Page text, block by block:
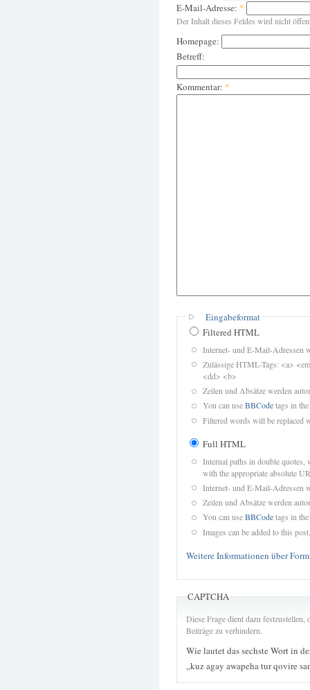
E-Mail-Adresse: *
Der Inhalt dieses Feldes wird nicht
Homepage:
Betreff:
Kommentar: *
Eingabeformat
Filtered HTML
Internet- und E-Mail-Adressen
Zulässige HTML-Tags: <a>
<dd> <b>
Zeilen und Absätze werden
You can useBBCodetags in
Filtered words will be replaced
Full HTML
Internal paths in double quotes,
with the appropriate absolute
Internet- und E-Mail-Adressen
Zeilen und Absätze werden
You can useBBCodetags in
Images can be added to this post.
Weitere Informationen über
CAPTCHA
Diese Frage dient dazu
Beiträge zu verhindern.
Wie lautet das sechste Wort in
„kuz agay awapeha tur qovire